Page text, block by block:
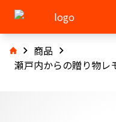
商品
瀬戸内からの贈り物レ